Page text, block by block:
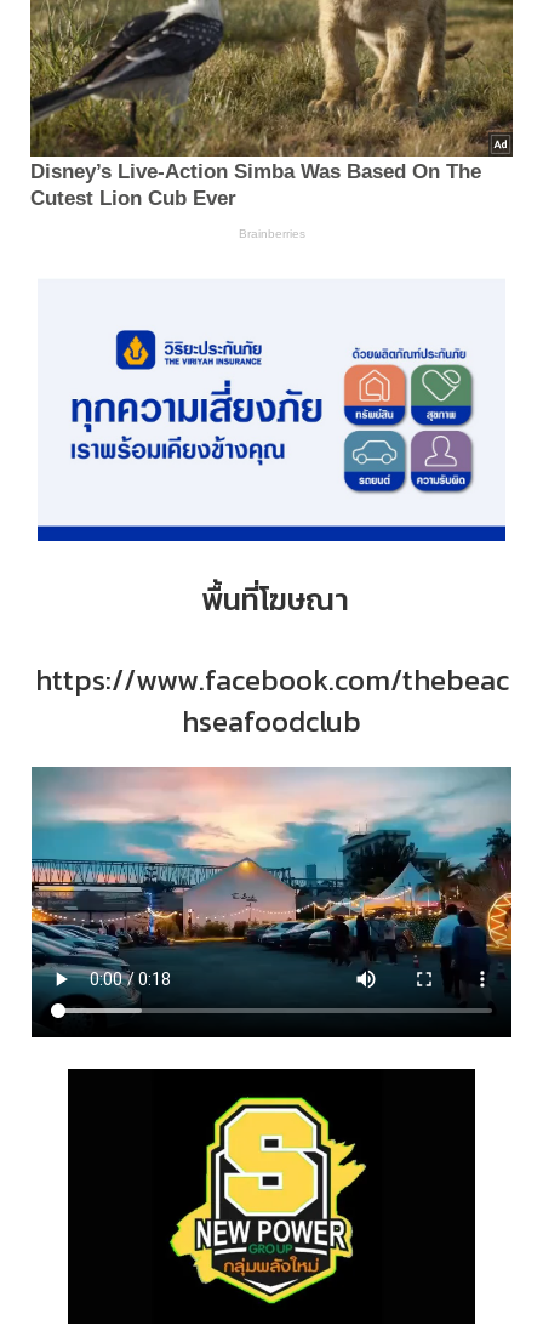
พื้นที่โฆษณา
https://www.facebook.com/thebeac
hseafoodclub